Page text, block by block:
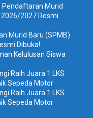
Pendaftaran Murid
2026/2027 Resmi
Murid Baru (SPMB)
Dibuka!
Kelulusan Siswa
Raih Juara 1 LKS
Sepeda Motor
Raih Juara 1 LKS
Sepeda Motor